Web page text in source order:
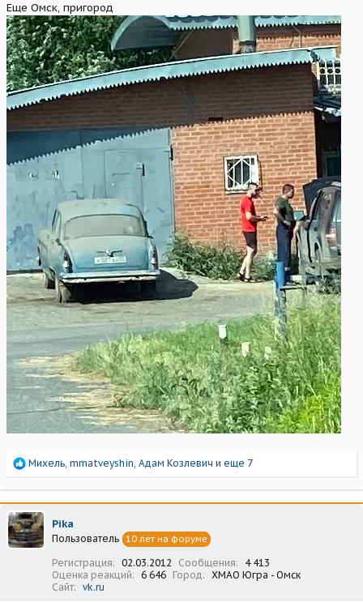
Еще Омск, пригород
Р
а
к
ц
и
и
Михель, mmatveyshin, Адам Козлевич и еще 7
Pika
Пользователь 10 лет на форуме
Регистрация 02.03.2012 Сообщения
4 413
Оценка реакций
6 646 Город
ХМАО Югра - Омск
Сайт
vk.ru